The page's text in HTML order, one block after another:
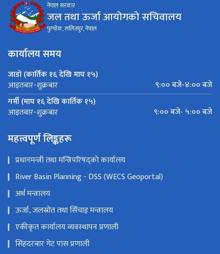
नेपाल सरकार
जल तथा ऊर्जा आयोगको सचिवालय
पुल्चोक, ललितपुर, नेपाल
कार्यालय समय
जाडो (कार्तिक १६ देखि माघ १५)
आइतबार-शुक्रबार
९:०० बजे-४:०० बजे
गर्मी (माघ १६ देखि कार्तिक १५)
आइतबार-शुक्रबार ९:०० बजे- ५:०० बजे
महत्त्वपूर्ण लिङ्कहरू
प्रधानमन्त्री तथा मन्त्रिपरिषद्को कार्यालय
River Basin Planning - DSS (WECS Geoportal)
अर्थ मन्त्रालय
ऊर्जा, जलस्रोत तथा सिँचाइ मन्त्रालय
एकीकृत कार्यालय व्यवस्थापन प्रणाली
सिंहदरबार गेट पास प्रणाली